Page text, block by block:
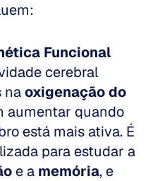
Funcional
cerebral
na oxigenação do
aumentar quando
está mais ativa. É
e a memória, e